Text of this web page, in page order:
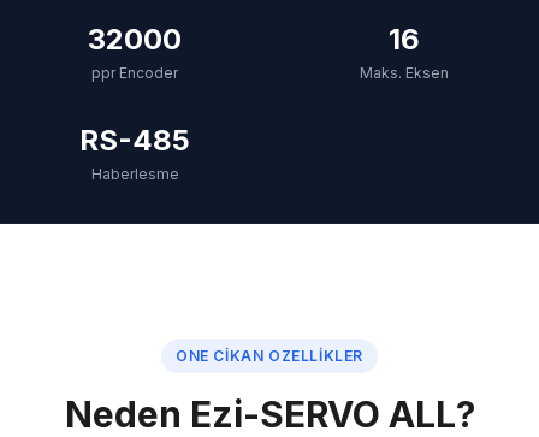
32000
ppr Encoder
16
Maks. Eksen
RS-485
Haberlesme
ONE CIKAN OZELLIKLER
Neden Ezi-SERVO ALL?